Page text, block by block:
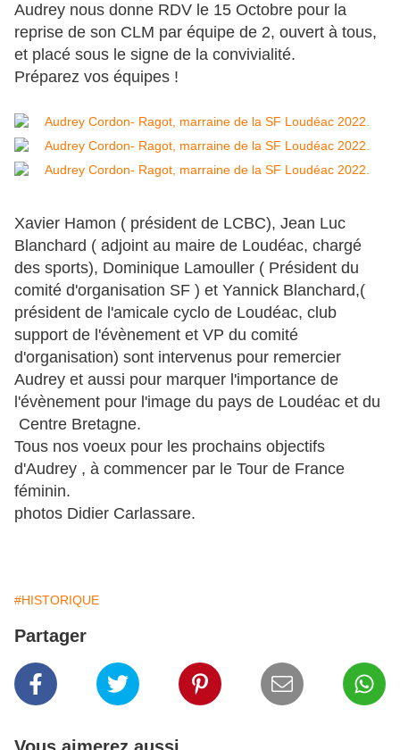
Audrey nous donne RDV le 15 Octobre pour la
reprise de son CLM par équipe de 2, ouvert à tous,
et placé sous le signe de la convivialité.
Préparez vos équipes !
Xavier Hamon ( président de LCBC), Jean Luc
Blanchard ( adjoint au maire de Loudéac, chargé
des sports), Dominique Lamouller ( Président du
comité d'organisation SF ) et Yannick Blanchard,(
président de l'amicale cyclo de Loudéac, club
support de l'évènement et VP du comité
d'organisation) sont intervenus pour remercier
Audrey et aussi pour marquer l'importance de
l'évènement pour l'image du pays de Loudéac et du
Centre Bretagne.
Tous nos voeux pour les prochains objectifs
d'Audrey , à commencer par le Tour de France
féminin.
photos Didier Carlassare.
#HISTORIQUE
Partager